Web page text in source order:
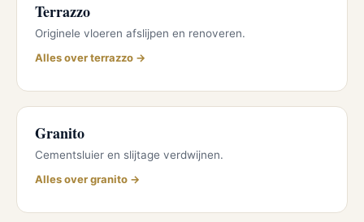
Terrazzo
Originele vloeren afslijpen en renoveren.
Alles over terrazzo →
Granito
Cementsluier en slijtage verdwijnen.
Alles over granito →